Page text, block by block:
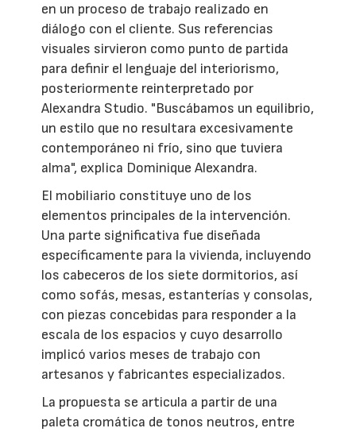
en un proceso de trabajo realizado en
diálogo con el cliente. Sus referencias
visuales sirvieron como punto de partida
para definir el lenguaje del interiorismo,
posteriormente reinterpretado por
Alexandra Studio. "Buscábamos un equilibrio,
un estilo que no resultara excesivamente
contemporáneo ni frío, sino que tuviera
alma", explica Dominique Alexandra.
El mobiliario constituye uno de los
elementos principales de la intervención.
Una parte significativa fue diseñada
específicamente para la vivienda, incluyendo
los cabeceros de los siete dormitorios, así
como sofás, mesas, estanterías y consolas,
con piezas concebidas para responder a la
escala de los espacios y cuyo desarrollo
implicó varios meses de trabajo con
artesanos y fabricantes especializados.
La propuesta se articula a partir de una
paleta cromática de tonos neutros, entre